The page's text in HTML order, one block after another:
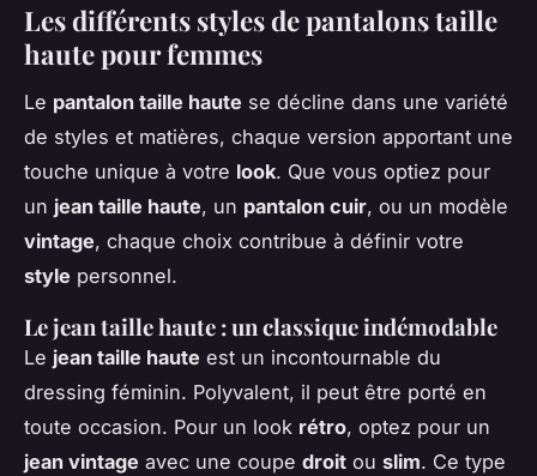
Les différents styles de pantalons taille
haute pour femmes
Le pantalon taille haute se décline dans une variété
de styles et matières, chaque version apportant une
touche unique à votre look. Que vous optiez pour
un jean taille haute, un pantalon cuir, ou un modèle
vintage, chaque choix contribue à définir votre
style personnel.
Le jean taille haute : un classique indémodable
Le jean taille haute est un incontournable du
dressing féminin. Polyvalent, il peut être porté en
toute occasion. Pour un look rétro, optez pour un
jean vintage avec une coupe droit ou slim. Ce type